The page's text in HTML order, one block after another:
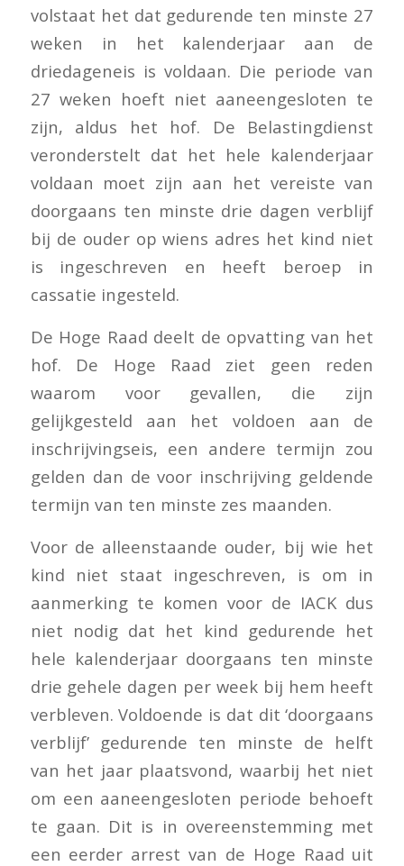
volstaat het dat gedurende ten minste 27
weken in het kalenderjaar aan de
driedageneis is voldaan. Die periode van
27 weken hoeft niet aaneengesloten te
zijn, aldus het hof. De Belastingdienst
veronderstelt dat het hele kalenderjaar
voldaan moet zijn aan het vereiste van
doorgaans ten minste drie dagen verblijf
bij de ouder op wiens adres het kind niet
is ingeschreven en heeft beroep in
cassatie ingesteld.
De Hoge Raad deelt de opvatting van het
hof. De Hoge Raad ziet geen reden
waarom voor gevallen, die zijn
gelijkgesteld aan het voldoen aan de
inschrijvingseis, een andere termijn zou
gelden dan de voor inschrijving geldende
termijn van ten minste zes maanden.
Voor de alleenstaande ouder, bij wie het
kind niet staat ingeschreven, is om in
aanmerking te komen voor de IACK dus
niet nodig dat het kind gedurende het
hele kalenderjaar doorgaans ten minste
drie gehele dagen per week bij hem heeft
verbleven. Voldoende is dat dit ‘doorgaans
verblijf’ gedurende ten minste de helft
van het jaar plaatsvond, waarbij het niet
om een aaneengesloten periode behoeft
te gaan. Dit is in overeenstemming met
een eerder arrest van de Hoge Raad uit